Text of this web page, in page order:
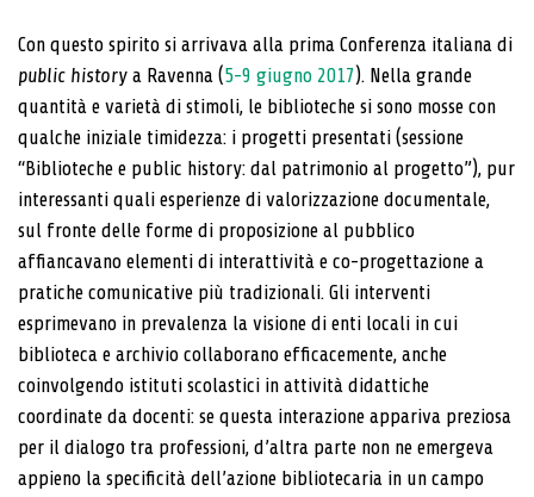
Con questo spirito si arrivava alla prima Conferenza italiana di
public history a Ravenna (5-9 giugno 2017). Nella grande
quantità e varietà di stimoli, le biblioteche si sono mosse con
qualche iniziale timidezza: i progetti presentati (sessione
“Biblioteche e public history: dal patrimonio al progetto”), pur
interessanti quali esperienze di valorizzazione documentale,
sul fronte delle forme di proposizione al pubblico
affiancavano elementi di interattività e co-progettazione a
pratiche comunicative più tradizionali. Gli interventi
esprimevano in prevalenza la visione di enti locali in cui
biblioteca e archivio collaborano efficacemente, anche
coinvolgendo istituti scolastici in attività didattiche
coordinate da docenti: se questa interazione appariva preziosa
per il dialogo tra professioni, d’altra parte non ne emergeva
appieno la specificità dell’azione bibliotecaria in un campo